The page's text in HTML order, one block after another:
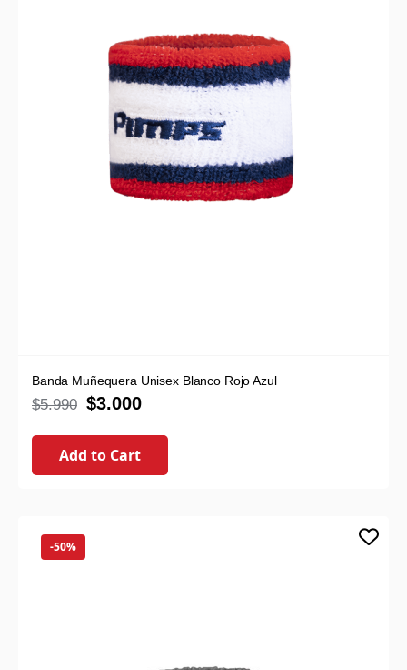
Banda Muñequera Unisex Blanco Rojo Azul
$5.990 $3.000
Add to Cart
-50%